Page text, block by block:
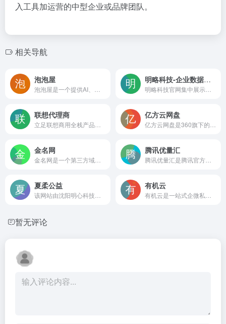
入工具加运营的中型企业或品牌团队。
相关导航
泡泡屋 明略科技-企业数据智能应用软件的领先者
联想代理商 亿方云网盘
金名网 腾讯优量汇
夏柔公益 有机云
暂无评论